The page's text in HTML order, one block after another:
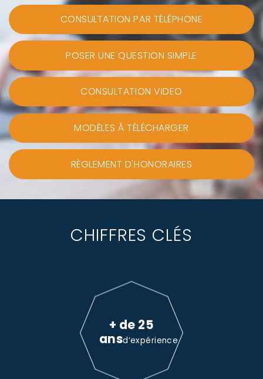
CONSULTATION PAR TÉLÉPHONE
POSER UNE QUESTION SIMPLE
CONSULTATION VIDEO
MODÈLES À TÉLÉCHARGER
RÈGLEMENT D'HONORAIRES
CHIFFRES CLÉS
+ de 25
ansd’expérience